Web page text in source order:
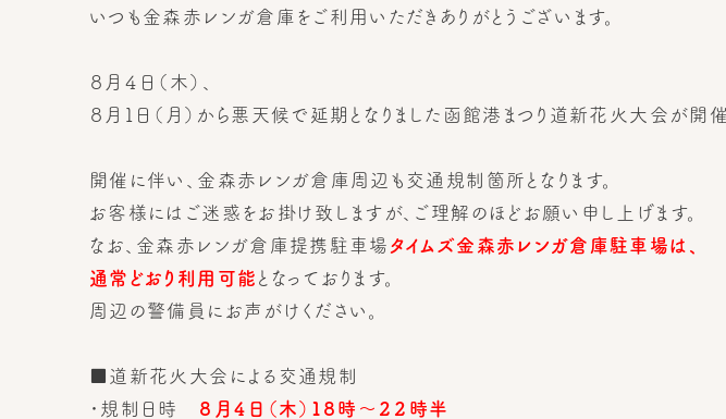
いつも金森赤レンガ倉庫をご利用いただきありがとうございます。
８月４日（木）、
８月１日（月）から悪天候で延期となりました函館港まつり道新花火大会が開催
開催に伴い、金森赤レンガ倉庫周辺も交通規制箇所となります。
お客様にはご迷惑をお掛け致しますが、ご理解のほどお願い申し上げます。
なお、金森赤レンガ倉庫提携駐車場 タイムズ金森赤レンガ倉庫駐車場は、
通常どおり利用可能 となっております。
周辺の警備員にお声がけください。
■道新花火大会による交通規制
・規制日時
８月４日（木）１８時～２２時半